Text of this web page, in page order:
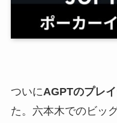
ついにAGPTのプレ
た。六本木でのビッ